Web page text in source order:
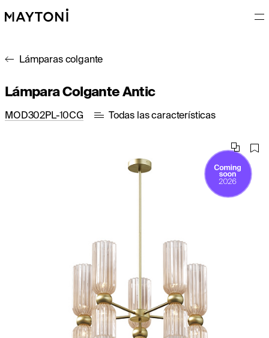
Lámparas colgante
Lámpara Colgante Antic
MOD302PL-10CG Todas las características